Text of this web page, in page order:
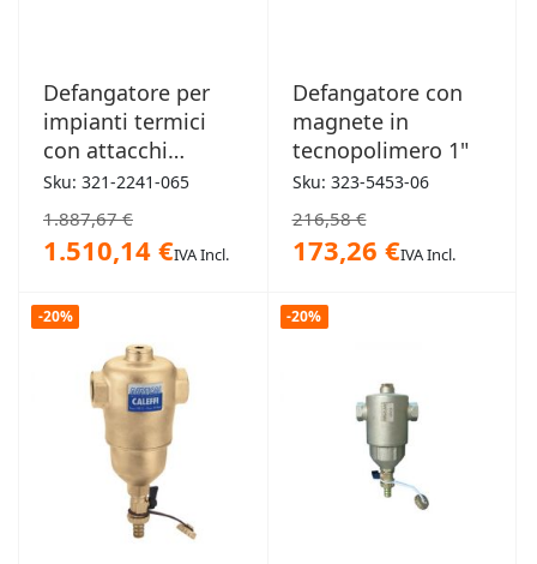
Defangatore per
impianti termici
con attacchi
flangiati 65mm
Sku: 321-2241-065
1.887,67 €
1.510,14 €IVA Incl.
Defangatore con
magnete in
tecnopolimero 1"
Sku: 323-5453-06
216,58 €
173,26 €IVA Incl.
-20% -20%